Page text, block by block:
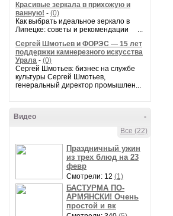
Красивые зеркала в прихожую и
ванную! - (0)
Как выбрать идеальное зеркало в
Липецке: советы и рекомендации ...
Сергей Шмотьев и ФОРЭС — 15 лет
поддержки камнерезного искусства
Урала - (0)
Сергей Шмотьев: бизнес на службе
культуры Сергей Шмотьев,
генеральный директор промышлен...
-
Видео
Все (22)
Праздничный ужин
из трех блюд на 23
февр
Смотрели: 12 (1)
БАСТУРМА ПО-
АРМЯНСКИ! Очень
простой и вк